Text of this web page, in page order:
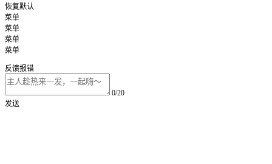
恢复默认
菜单
菜单
菜单
菜单
反馈报错
0/20
发送